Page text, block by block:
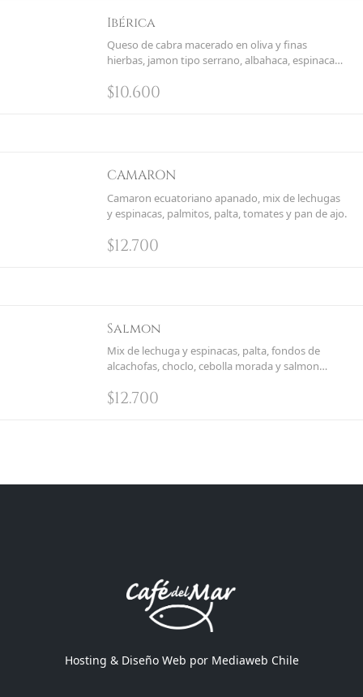
Ibérica
Queso de cabra macerado en oliva y finas
hierbas, jamon tipo serrano, albahaca, espinacas,
$10.600
CAMARON
Camaron ecuatoriano apanado, mix de lechugas
y espinacas, palmitos, palta, tomates y pan de ajo.
$12.700
Salmon
Mix de lechuga y espinacas, palta, fondos de
alcachofas, choclo, cebolla morada y salmon
$12.700
Hosting & Diseño Web por Mediaweb Chile